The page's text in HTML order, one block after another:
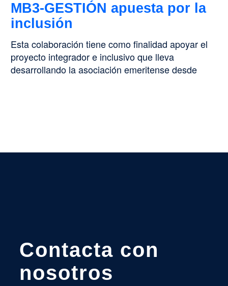
MB3-GESTIÓN apuesta por la
inclusión
Esta colaboración tiene como finalidad apoyar el
proyecto integrador e inclusivo que lleva
desarrollando la asociación emeritense desde
Contacta con
nosotros